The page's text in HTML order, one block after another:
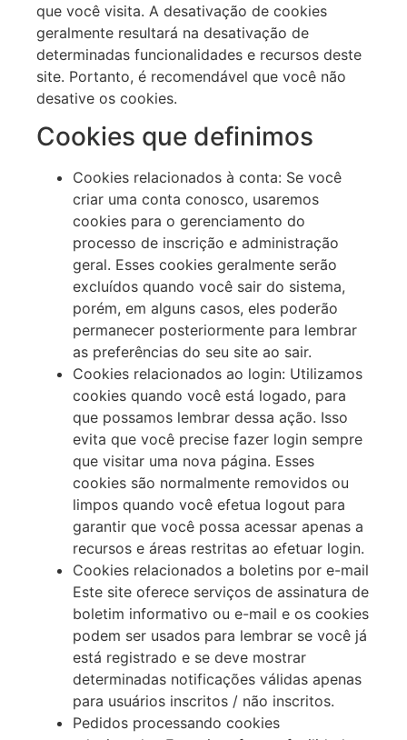
que você visita. A desativação de cookies
geralmente resultará na desativação de
determinadas funcionalidades e recursos deste
site. Portanto, é recomendável que você não
desative os cookies.
Cookies que definimos
Cookies relacionados à conta: Se você
criar uma conta conosco, usaremos
cookies para o gerenciamento do
processo de inscrição e administração
geral. Esses cookies geralmente serão
excluídos quando você sair do sistema,
porém, em alguns casos, eles poderão
permanecer posteriormente para lembrar
as preferências do seu site ao sair.
Cookies relacionados ao login: Utilizamos
cookies quando você está logado, para
que possamos lembrar dessa ação. Isso
evita que você precise fazer login sempre
que visitar uma nova página. Esses
cookies são normalmente removidos ou
limpos quando você efetua logout para
garantir que você possa acessar apenas a
recursos e áreas restritas ao efetuar login.
Cookies relacionados a boletins por e-mail
Este site oferece serviços de assinatura de
boletim informativo ou e-mail e os cookies
podem ser usados para lembrar se você já
está registrado e se deve mostrar
determinadas notificações válidas apenas
para usuários inscritos / não inscritos.
Pedidos processando cookies